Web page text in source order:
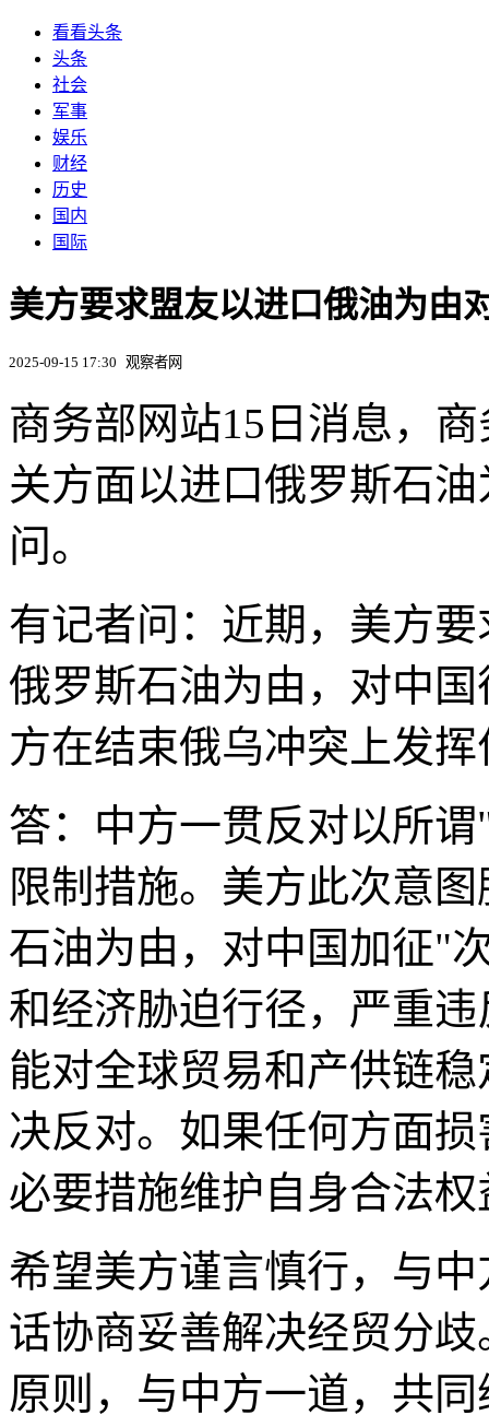
看看头条
头条
社会
军事
娱乐
财经
历史
国内
国际
美方要求盟友以进口俄油为由
2025-09-15 17:30 观察者网
商务部网站15日消息，
关方面以进口俄罗斯石
问。
有记者问：近期，美方
俄罗斯石油为由，对中
方在结束俄乌冲突上发
答：中方一贯反对以所
限制措施。美方此次意
石油为由，对中国加征"
和经济胁迫行径，严重
能对全球贸易和产供链
决反对。如果任何方面
必要措施维护自身合法权
希望美方谨言慎行，与
话协商妥善解决经贸分
原则，与中方一道，共